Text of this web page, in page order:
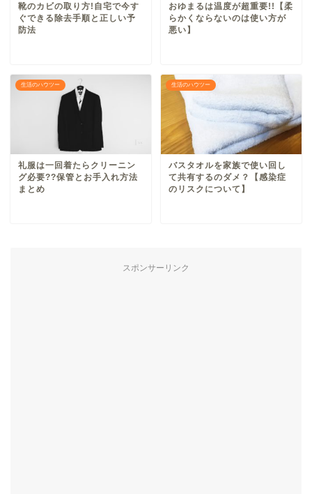
靴のカビの取り方!自宅で今す
ぐできる除去手順と正しい予
防法
おゆまるは温度が超重要!!【柔
らかくならないのは使い方が
悪い】
生活のハウツー
礼服は一回着たらクリーニン
グ必要??保管とお手入れ方法
まとめ
生活のハウツー
バスタオルを家族で使い回し
て共有するのダメ？【感染症
のリスクについて】
スポンサーリンク